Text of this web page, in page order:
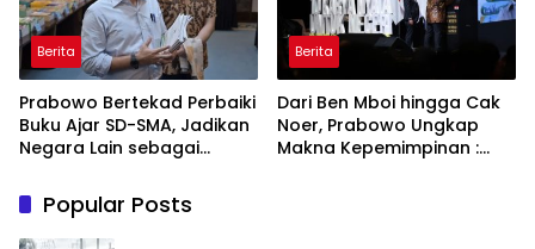
Berita
Prabowo Bertekad Perbaiki
Buku Ajar SD-SMA, Jadikan
Negara Lain sebagai
Berita
Dari Ben Mboi hingga Cak
Noer, Prabowo Ungkap
Makna Kepemimpinan :
Popular Posts